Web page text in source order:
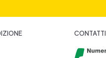
CONTATTI